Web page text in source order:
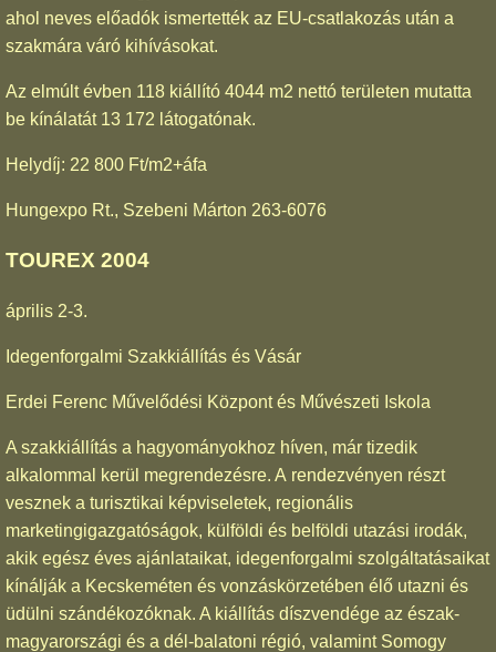
ahol neves előadók ismertették az EU-csatlakozás után a
szakmára váró kihívásokat.
Az elmúlt évben 118 kiállító 4044 m2 nettó területen mutatta
be kínálatát 13 172 látogatónak.
Helydíj: 22 800 Ft/m2+áfa
Hungexpo Rt., Szebeni Márton 263-6076
TOUREX 2004
április 2-3.
Idegenforgalmi Szakkiállítás és Vásár
Erdei Ferenc Művelődési Központ és Művészeti Iskola
A szakkiállítás a hagyományokhoz híven, már tizedik
alkalommal kerül megrendezésre. A rendezvényen részt
vesznek a turisztikai képviseletek, regionális
marketingigazgatóságok, külföldi és belföldi utazási irodák,
akik egész éves ajánlataikat, idegenforgalmi szolgáltatásaikat
kínálják a Kecskeméten és vonzáskörzetében élő utazni és
üdülni szándékozóknak. A kiállítás díszvendége az észak-
magyarországi és a dél-balatoni régió, valamint Somogy